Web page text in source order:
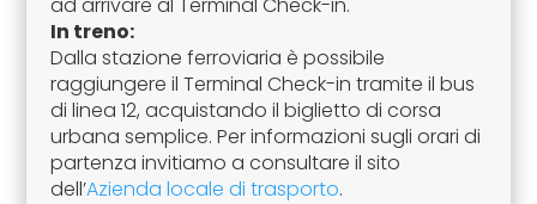
In treno:
Dalla stazione ferroviaria è possibile
raggiungere il Terminal Check-in tramite il bus
di linea 12, acquistando il biglietto di corsa
urbana semplice. Per informazioni sugli orari di
partenza invitiamo a consultare il sito
dell’Azienda locale di trasporto.